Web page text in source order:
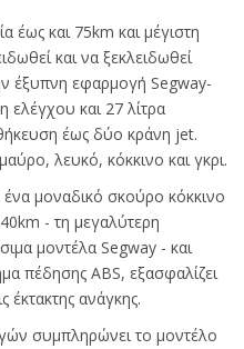
έως και 75km και μέγιστη
και να ξεκλειδωθεί
έξυπνη εφαρμογή Segway-
ελέγχου και 27 λίτρα
έως δύο κράνη jet.
λευκό, κόκκινο και γκρι.
ένα μοναδικό σκούρο κόκκινο
- τη μεγαλύτερη
μοντέλα Segway - και
πέδησης ABS, εξασφαλίζει
έκτακτης ανάγκης.
συμπληρώνει το μοντέλο